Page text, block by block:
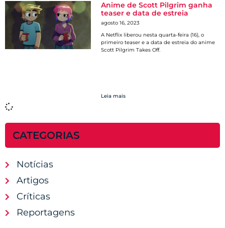
Anime de Scott Pilgrim ganha
teaser e data de estreia
agosto 16, 2023
A Netflix liberou nesta quarta-feira (16), o
primeiro teaser e a data de estreia do anime
Scott Pilgrim Takes Off.
Leia mais
CATEGORIAS
Notícias
Artigos
Críticas
Reportagens